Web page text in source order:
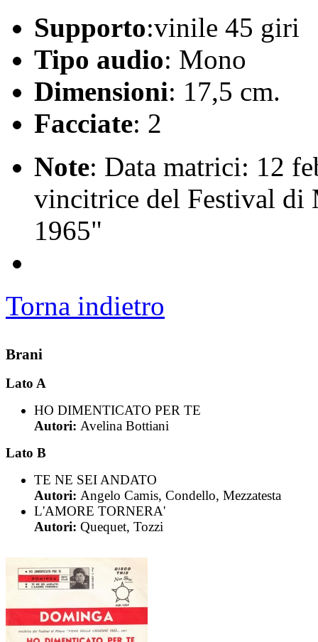
Supporto:vinile 45 giri
Tipo audio: Mono
Dimensioni: 17,5 cm.
Facciate: 2
Note: Data matrici: 12
vincitrice del Festival di
1965"
Torna indietro
Brani
Lato A
HO DIMENTICATO PER TE
Autori: Avelina Bottiani
Lato B
TE NE SEI ANDATO
Autori: Angelo Camis, Condello, Mezzatesta
L'AMORE TORNERA'
Autori: Quequet, Tozzi